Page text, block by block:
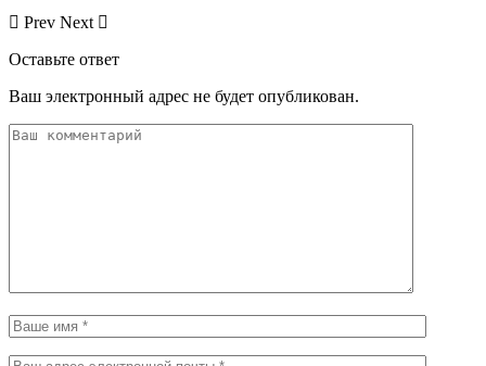
Prev Next
Оставьте ответ
Ваш электронный адрес не будет опубликован.